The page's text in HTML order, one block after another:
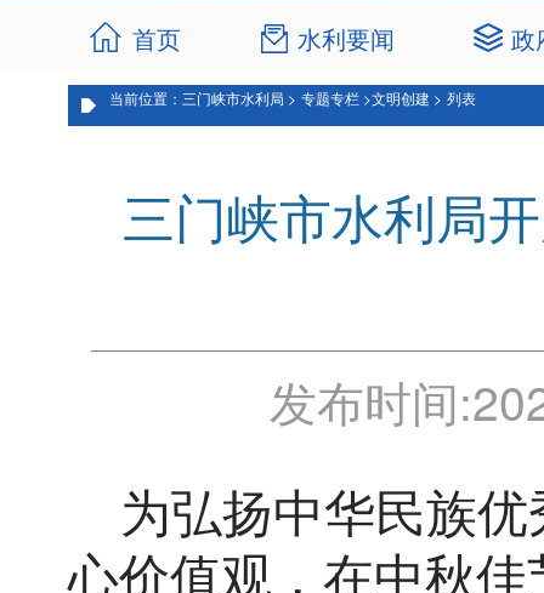
首页 水利要闻 政
当前位置：三门峡市水利局 > 专题专栏 >文明创建 > 列表
三门峡市水利局
发布时间:
为弘扬中华民族
心价值观，在中秋